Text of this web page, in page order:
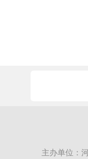
主办单位：